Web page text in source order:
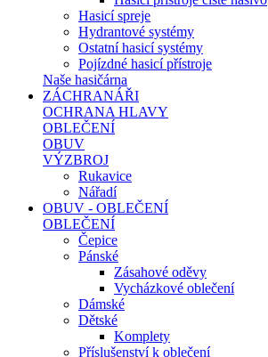
Hasicí spreje
Hydrantové systémy
Ostatní hasicí systémy
Pojízdné hasicí přístroje
Naše hasičárna
ZÁCHRANÁŘI
OCHRANA HLAVY
OBLEČENÍ
OBUV
VÝZBROJ
Rukavice
Nářadí
OBUV - OBLEČENÍ
OBLEČENÍ
Čepice
Pánské
Zásahové oděvy
Vycházkové oblečení
Dámské
Dětské
Komplety
Příslušenství k oblečení